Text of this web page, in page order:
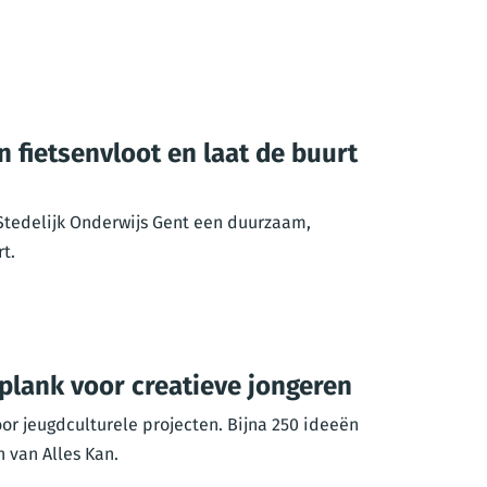
fietsenvloot en laat de buurt
Onderwijs Gent een duurzaam,
voor creatieve jongeren
jeugdculturele projecten. Bijna 250 ideeën
Alles Kan.